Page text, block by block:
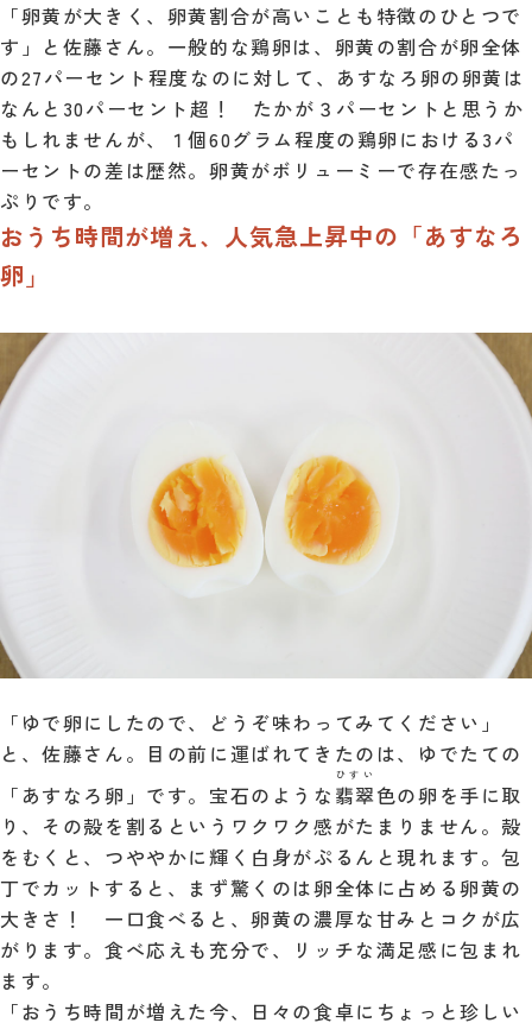
「卵黄が大きく、卵黄割合が高いことも特徴のひとつで
す」と佐藤さん。一般的な鶏卵は、卵黄の割合が卵全体
の27パーセント程度なのに対して、あすなろ卵の卵黄は
なんと30パーセント超！ たかが３パーセントと思うか
もしれませんが、１個60グラム程度の鶏卵における3パ
ーセントの差は歴然。卵黄がボリューミーで存在感たっ
ぷりです。
おうち時間が増え、人気急上昇中の「あすなろ
卵」
「ゆで卵にしたので、どうぞ味わってみてください」
と、佐藤さん。目の前に運ばれてきたのは、ゆでたての
「あすなろ卵」です。宝石のような 翡翠
ひすい
色の卵を手に取
り、その殻を割るというワクワク感がたまりません。殻
をむくと、つややかに輝く白身がぷるんと現れます。包
丁でカットすると、まず驚くのは卵全体に占める卵黄の
大きさ！ 一口食べると、卵黄の濃厚な甘みとコクが広
がります。食べ応えも充分で、リッチな満足感に包まれ
ます。
「おうち時間が増えた今、日々の食卓にちょっと珍しい